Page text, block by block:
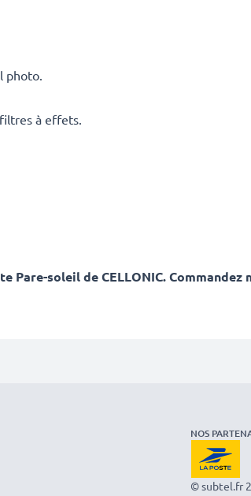
photo.
à effets.
soleil de CELLONIC. Commandez
NOS
© subtel.fr